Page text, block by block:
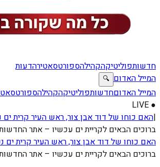
חדשותפוליטיקהקהילהספורטסאטירהדעות
המייל האדום 🔍
המייל האדוםחדשותפוליטיקהקהילהספורט
● LIVE
|האם כוחו של דוד אבן צור, ראש העיר קרית
ברוכים הבאים לקריית ים עכשיו – אתר
האם כוחו של דוד אבן צור, ראש העיר קרית ים
ברוכים הבאים לקריית ים עכשיו – אתר